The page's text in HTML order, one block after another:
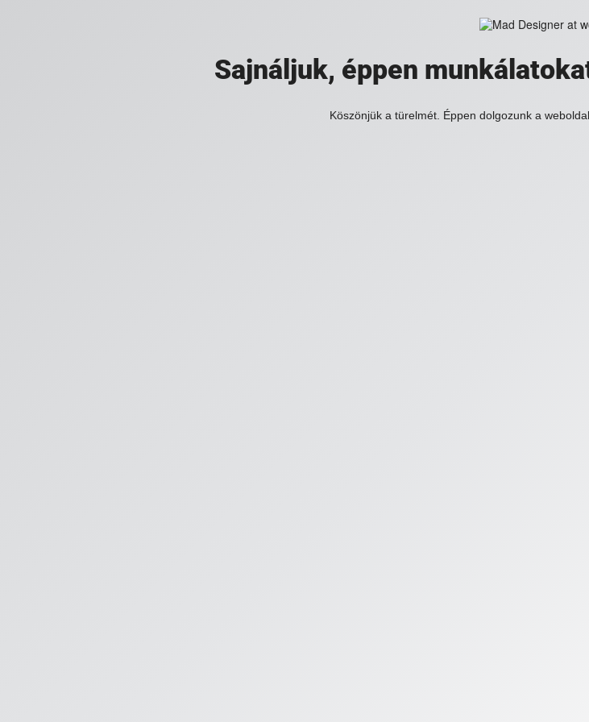
Sajnáljuk, éppen
Köszönjük a türelmét. Éppen dolgozunk a